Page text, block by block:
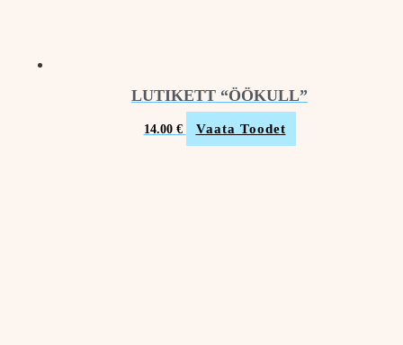
LUTIKETT “ÖÖKULL”
14.00 € Vaata Toodet